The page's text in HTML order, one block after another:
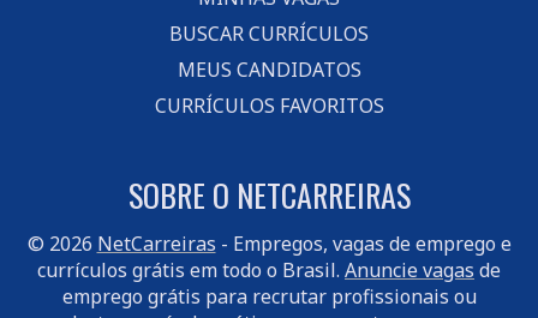
BUSCAR CURRÍCULOS
MEUS CANDIDATOS
CURRÍCULOS FAVORITOS
SOBRE O NETCARREIRAS
© 2026 NetCarreiras - Empregos, vagas de emprego e
currículos grátis em todo o Brasil. Anuncie vagas de
emprego grátis para recrutar profissionais ou